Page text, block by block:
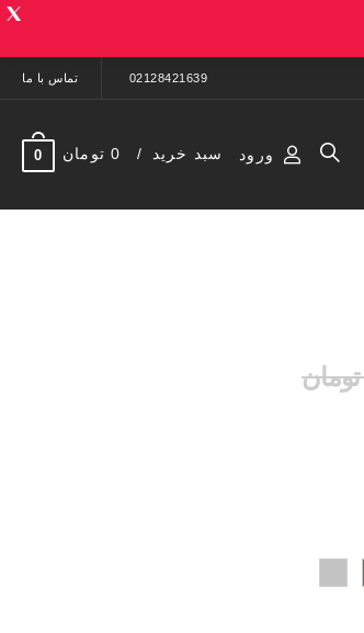
02128421639 تماس با ما
ورود سبد خرید 0 تومان 0